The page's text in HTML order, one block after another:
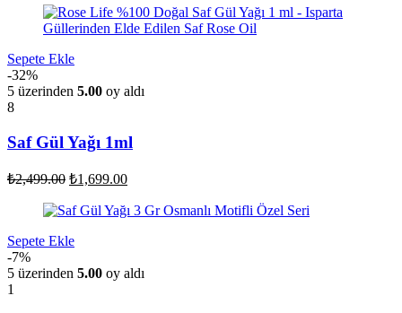
₺699.00.fiyat:
₺499.00.
Sepete Ekle
-32%
5 üzerinden 5.00 oy aldı
8
Saf Gül Yağı 1ml
₺2,499.00 Orijinal
₺2,499.00.
₺1,699.00Şu
fiyat:
Sepete Ekle
-7%
5 üzerinden 5.00 oy aldı
1